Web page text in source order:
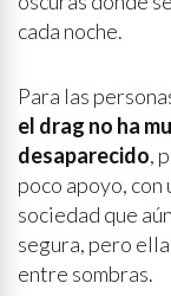
cada noche.
Para las
el drag no ha
desaparecido,
poco apoyo, con
sociedad que
segura, pero
entre sombras.